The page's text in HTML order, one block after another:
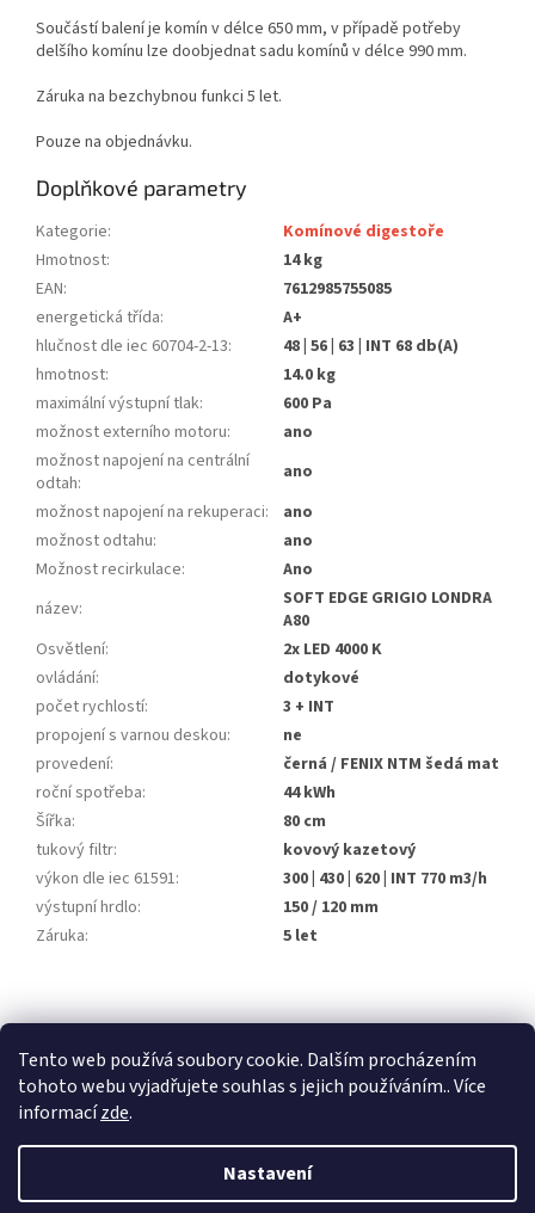
Tento web používá soubory cookie. Dalším procházením
tohoto webu vyjadřujete souhlas s jejich používáním.. Více
informacízde.
Nastavení
Součástí balení je komín v délce 650 mm, v případě potřeby
delšího komínu lze doobjednat sadu komínů v délce 990 mm.
Záruka na bezchybnou funkci 5 let.
Pouze na objednávku.
Doplňkové parametry
Kategorie:
Komínové digestoře
Hmotnost:
14 kg
EAN:
7612985755085
energetická třída:
A+
hlučnost dle iec 60704-2-13:
48 | 56 | 63 | INT 68 db(A)
hmotnost:
14.0 kg
maximální výstupní tlak:
600 Pa
možnost externího motoru:
ano
možnost napojení na centrální
odtah:
ano
možnost napojení na rekuperaci:
ano
možnost odtahu:
ano
Možnost recirkulace:
Ano
název:
SOFT EDGE GRIGIO LONDRA
A80
Osvětlení:
2x LED 4000 K
ovládání:
dotykové
počet rychlostí:
3 + INT
propojení s varnou deskou:
ne
provedení:
černá / FENIX NTM šedá mat
roční spotřeba:
44 kWh
Šířka:
80 cm
tukový filtr:
kovový kazetový
výkon dle iec 61591:
300 | 430 | 620 | INT 770 m3/h
výstupní hrdlo:
150 / 120 mm
Záruka: 5 let
á
stavební pouzdra SCRIGNO
Vytvořil Shoptet